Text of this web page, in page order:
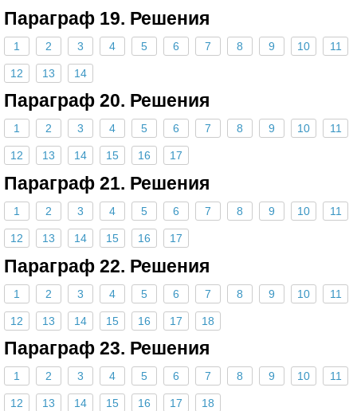
Параграф 19. Решения
1 2 3 4 5 6 7 8 9 10 11
12 13 14
Параграф 20. Решения
1 2 3 4 5 6 7 8 9 10 11
12 13 14 15 16 17
Параграф 21. Решения
1 2 3 4 5 6 7 8 9 10 11
12 13 14 15 16 17
Параграф 22. Решения
1 2 3 4 5 6 7 8 9 10 11
12 13 14 15 16 17 18
Параграф 23. Решения
1 2 3 4 5 6 7 8 9 10 11
12 13 14 15 16 17 18